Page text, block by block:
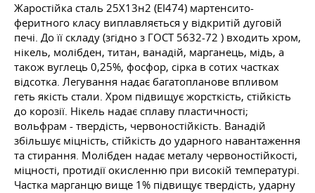
Жаростійка сталь 25Х13н2 (ЕІ474) мартенсито-
феритного класу виплавляється у відкритій дуговій
печі. До її складу (згідно з ГОСТ 5632-72 ) входить хром,
нікель, молібден, титан, ванадій, марганець, мідь, а
також вуглець 0,25%, фосфор, сірка в сотих частках
відсотка. Легування надає багатопланове впливом
геть якість стали. Хром підвищує жорсткість, стійкість
до корозії. Нікель надає сплаву пластичності;
вольфрам - твердість, червоностійкість. Ванадій
збільшує міцність, стійкість до ударного навантаження
та стирання. Молібден надає металу червоностійкості,
міцності, протидії окисленню при високій температурі.
Частка марганцю вище 1% підвищує твердість, ударну